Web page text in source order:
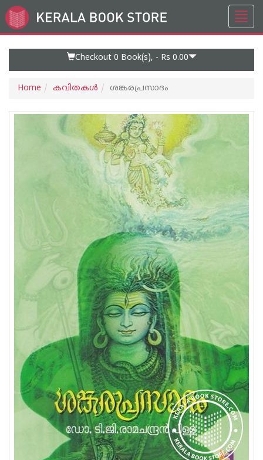
Go
to
Checkout 0 Book(s), - Rs 0.00
Home കവിതകള്‍ ശങ്കരപ്രസാദം